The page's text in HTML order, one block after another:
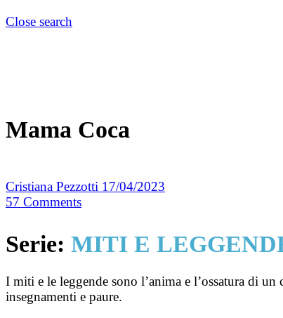
Close search
Mama Coca
Cristiana Pezzotti 17/04/2023
57 Comments
Serie: MITI E
I miti e le leggende sono l’anima e l’ossatura di
insegnamenti e paure.